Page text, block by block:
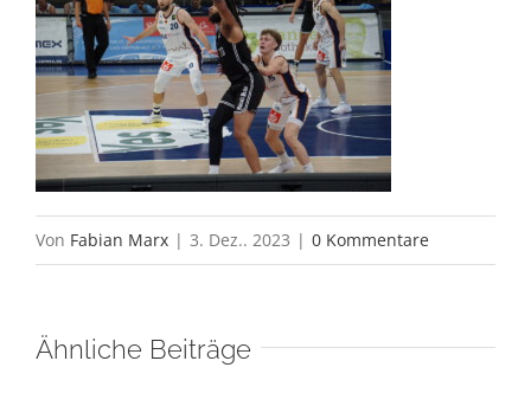
Von Fabian Marx | 3. Dez.. 2023 | 0 Kommentare
Ähnliche Beiträge